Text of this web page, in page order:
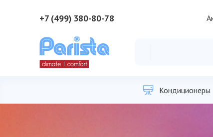
+7 (499) 380-80-78
Кондиционеры